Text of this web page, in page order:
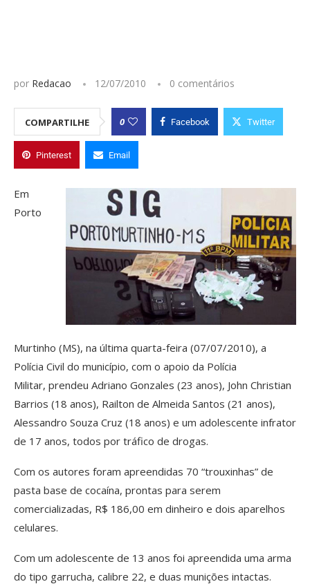
por Redacao 12/07/2010 0 comentários
COMPARTILHE 0 Facebook Twitter
Pinterest Email
Em
Porto
Murtinho (MS), na última quarta-feira (07/07/2010), a
Polícia Civil do município, com o apoio da Polícia
Militar, prendeu Adriano Gonzales (23 anos), John Christian
Barrios (18 anos), Railton de Almeida Santos (21 anos),
Alessandro Souza Cruz (18 anos) e um adolescente infrator
de 17 anos, todos por tráfico de drogas.
Com os autores foram apreendidas 70 “trouxinhas” de
pasta base de cocaína, prontas para serem
comercializadas, R$ 186,00 em dinheiro e dois aparelhos
celulares.
Com um adolescente de 13 anos foi apreendida uma arma
do tipo garrucha, calibre 22, e duas munições intactas.